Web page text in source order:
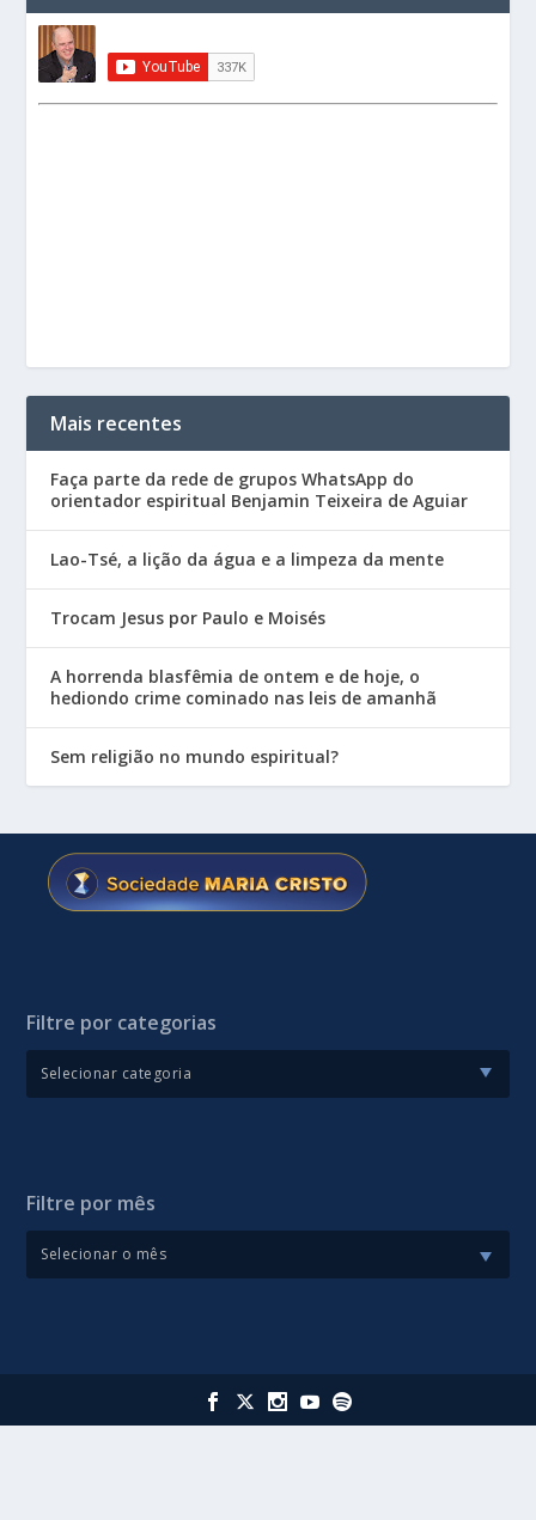
Mais recentes
Faça parte da rede de grupos WhatsApp do
orientador espiritual Benjamin Teixeira de Aguiar
Lao-Tsé, a lição da água e a limpeza da mente
Trocam Jesus por Paulo e Moisés
A horrenda blasfêmia de ontem e de hoje, o
hediondo crime cominado nas leis de amanhã
Sem religião no mundo espiritual?
Filtre por categorias
Filtre por mês